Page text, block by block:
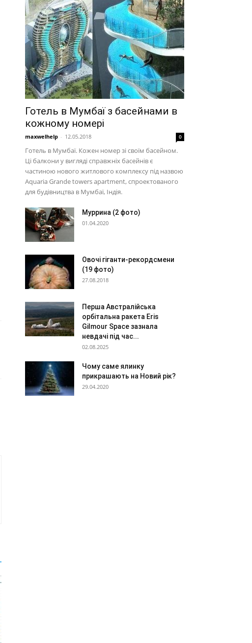
Готель в Мумбаї з басейнами в
кожному номері
maxwelhelp - 12.05.2018 0
Готель в Мумбаї. Кожен номер зі своїм басейном.
Ці балкони у вигляді справжніх басейнів є
частиною нового житлового комплексу під назвою
Aquaria Grande towers apartment, спроектованого
для будівництва в Мумбаї, Індія.
Муррина (2 фото)
01.04.2020
Овочі гіганти-рекордсмени
(19 фото)
27.08.2018
Перша Австралійська
орбітальна ракета Eris
Gilmour Space зазнала
невдачі під час...
02.08.2025
Чому саме ялинку
прикрашають на Новий рік?
29.04.2020